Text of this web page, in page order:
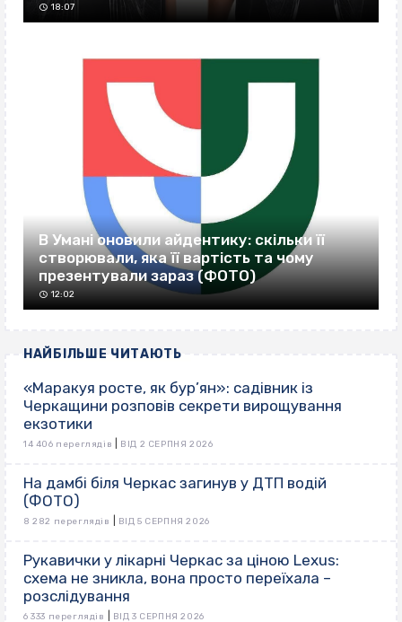
18:07
В Умані оновили айдентику: скільки її
створювали, яка її вартість та чому
презентували зараз (ФОТО)
12:02
НАЙБІЛЬШЕ ЧИТАЮТЬ
«Маракуя росте, як бур’ян»: садівник із
Черкащини розповів секрети вирощування
екзотики
14 406 переглядів ВІД 2 СЕРПНЯ 2026
На дамбі біля Черкас загинув у ДТП водій
(ФОТО)
8 282 переглядів ВІД 5 СЕРПНЯ 2026
Рукавички у лікарні Черкас за ціною Lexus:
схема не зникла, вона просто переїхала –
розслідування
6 333 переглядів ВІД 3 СЕРПНЯ 2026